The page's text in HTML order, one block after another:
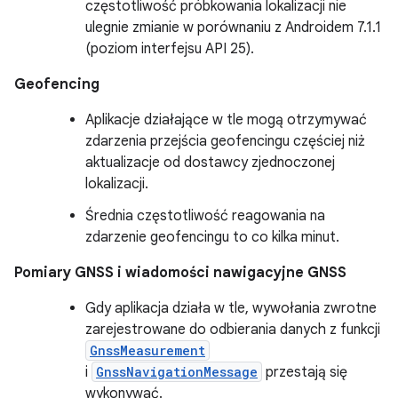
częstotliwość próbkowania lokalizacji nie
ulegnie zmianie w porównaniu z Androidem 7.1.1
(poziom interfejsu API 25).
Geofencing
Aplikacje działające w tle mogą otrzymywać
zdarzenia przejścia geofencingu częściej niż
aktualizacje od dostawcy zjednoczonej
lokalizacji.
Średnia częstotliwość reagowania na
zdarzenie geofencingu to co kilka minut.
Pomiary GNSS i wiadomości nawigacyjne GNSS
Gdy aplikacja działa w tle, wywołania zwrotne
zarejestrowane do odbierania danych z funkcji
GnssMeasurement
i GnssNavigationMessage przestają się
wykonywać.